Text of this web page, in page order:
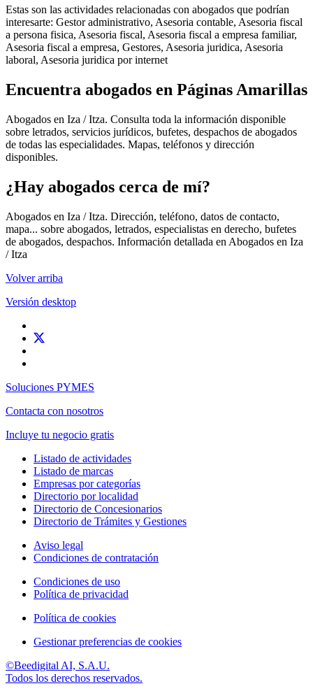
Estas son las actividades relacionadas con abogados que podrían
interesarte: Gestor administrativo, Asesoria contable, Asesoria fiscal
a persona fisica, Asesoria fiscal, Asesoria fiscal a empresa familiar,
Asesoria fiscal a empresa, Gestores, Asesoria juridica, Asesoria
laboral, Asesoria juridica por internet
Encuentra abogados en Páginas Amarillas
Abogados en Iza / Itza. Consulta toda la información disponible
sobre letrados, servicios jurídicos, bufetes, despachos de abogados
de todas las especialidades. Mapas, teléfonos y dirección
disponibles.
¿Hay abogados cerca de mí?
Abogados en Iza / Itza. Dirección, teléfono, datos de contacto,
mapa... sobre abogados, letrados, especialistas en derecho, bufetes
de abogados, despachos. Información detallada en Abogados en Iza
/ Itza
Volver arriba
Versión desktop
Soluciones PYMES
Contacta con nosotros
Incluye tu negocio gratis
Listado de actividades
Listado de marcas
Empresas por categorías
Directorio por localidad
Directorio de Concesionarios
Directorio de Trámites y Gestiones
Aviso legal
Condiciones de contratación
Condiciones de uso
Política de privacidad
Política de cookies
Gestionar preferencias de cookies
©Beedigital AI, S.A.U.
Todos los derechos reservados.